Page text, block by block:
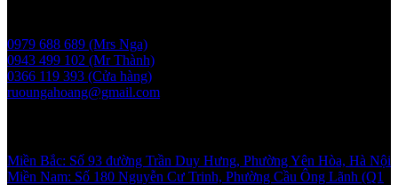
0979 688 689 (Mrs Nga)
0943 499 102 (Mr Thành)
0366 119 393 (Cửa hàng)
ruoungahoang@gmail.com
Miền Bắc: Số 93 đường Trần Duy Hưng, Phường Yên Hòa, Hà Nội
Miền Nam: Số 180 Nguyễn Cư Trinh, Phường Cầu Ông Lãnh (Q1